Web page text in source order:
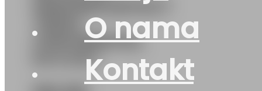
O nama
Kontakt
WINTERCONTACT
CONTINENTAL
M+S EVc